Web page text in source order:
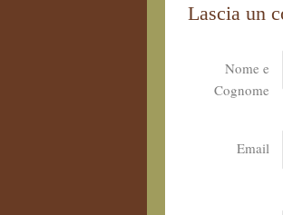
Lascia un
Nome e
Cognome
Email